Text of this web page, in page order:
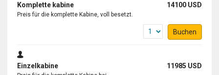
Komplette kabine 14100 USD
Preis für die komplette Kabine, voll besetzt.
Buchen
Einzelkabine 11985 USD